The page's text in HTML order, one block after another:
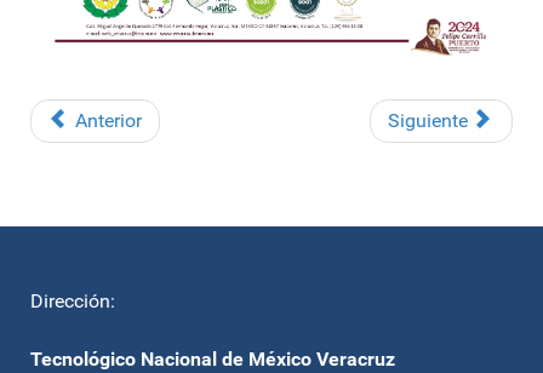
Anterior Siguiente
Dirección:
Tecnológico Nacional de México Veracruz